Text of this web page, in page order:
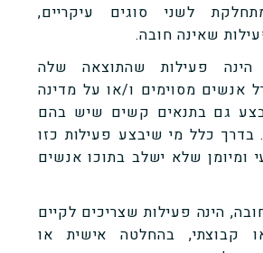
לשני סוגים עיקריים,
שאינה חובה.
הינה פעילות שהתוצאה שלה
אנשים מסוימים ו/או על מדינה
גם בתנאים קשים שיש בהם
בדרך כלל מי שיבצע פעילות כזו
ומיומן שלא ישלב בתוכו אנשים
הינה פעילות שצריכים לקיים
קבוצתי, בהחלטה אישית או